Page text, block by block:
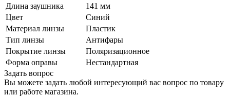
Длина заушника
141 мм
Цвет
Синий
Материал линзы
Пластик
Тип линзы
Антифары
Покрытие линзы
Поляризационное
Форма оправы
Нестандартная
Задать вопрос
Вы можете задать любой интересующий вас вопрос по товару
или работе магазина.